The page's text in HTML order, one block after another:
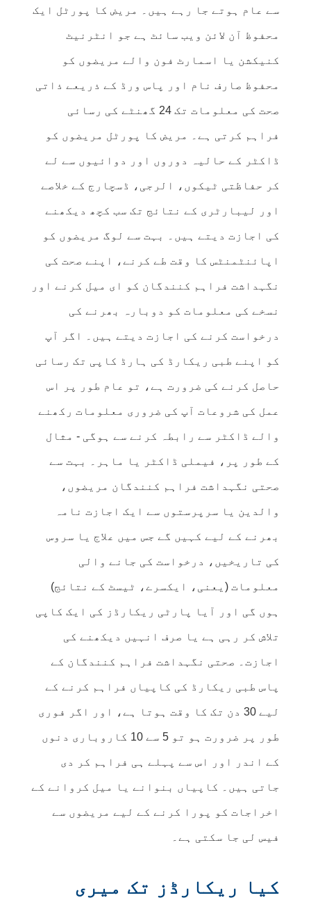
سے عام ہوتے جا رہے ہیں۔ مریض کا پورٹل ایک
محفوظ آن لائن ویب سائٹ ہے جو انٹرنیٹ
کنیکشن یا اسمارٹ فون والے مریضوں کو
محفوظ صارف نام اور پاس ورڈ کے ذریعے ذاتی
صحت کی معلومات تک 24 گھنٹے کی رسائی
فراہم کرتی ہے۔ مریض کا پورٹل مریضوں کو
ڈاکٹر کے حالیہ دوروں اور دوائیوں سے لے
کر حفاظتی ٹیکوں، الرجی، ڈسچارج کے خلاصے
اور لیبارٹری کے نتائج تک سب کچھ دیکھنے
کی اجازت دیتے ہیں۔ بہت سے لوگ مریضوں کو
اپائنٹمنٹس کا وقت طے کرنے، اپنے صحت کی
نگہداشت فراہم کنندگان کو ای میل کرنے اور
نسخے کی معلومات کو دوبارہ بھرنے کی
درخواست کرنے کی اجازت دیتے ہیں۔ اگر آپ
کو اپنے طبی ریکارڈ کی ہارڈ کاپی تک رسائی
حاصل کرنے کی ضرورت ہے، تو عام طور پر اس
عمل کی شروعات آپ کی ضروری معلومات رکھنے
والے ڈاکٹر سے رابطہ کرنے سے ہوگی - مثال
کے طور پر، فیملی ڈاکٹر یا ماہر۔ بہت سے
صحتی نگہداشت فراہم کنندگان مریضوں،
والدین یا سرپرستوں سے ایک اجازت نامہ
بھرنے کے لیے کہیں گے جس میں علاج یا سروس
کی تاریخیں، درخواست کی جانے والی
معلومات (یعنی، ایکسرے، ٹیسٹ کے نتائج)
ہوں گی اور آیا پارٹی ریکارڈز کی ایک کاپی
تلاش کر رہی ہے یا صرف انہیں دیکھنے کی
اجازت۔ صحتی نگہداشت فراہم کنندگان کے
پاس طبی ریکارڈ کی کاپیاں فراہم کرنے کے
لیے 30 دن تک کا وقت ہوتا ہے، اور اگر فوری
طور پر ضرورت ہو تو 5 سے 10 کاروباری دنوں
کے اندر اور اس سے پہلے ہی فراہم کر دی
جاتی ہیں۔ کاپیاں بنوانے یا میل کروانے کے
اخراجات کو پورا کرنے کے لیے مریضوں سے
فیس لی جا سکتی ہے۔
کیا ریکارڈز تک میری